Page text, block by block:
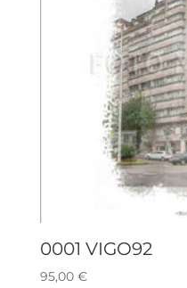
0001 VIGO92
95,00 €